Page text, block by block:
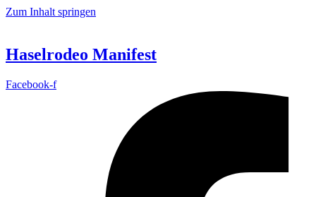
Zum Inhalt springen
Haselrodeo Manifest
Facebook-f